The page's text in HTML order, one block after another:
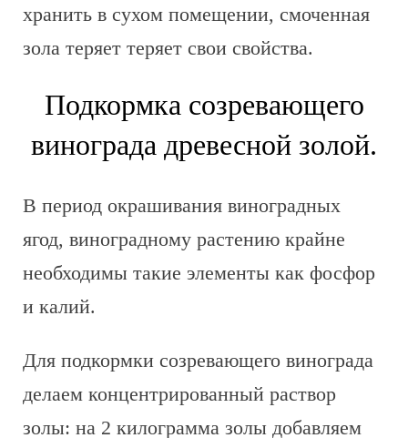
хранить в сухом помещении, смоченная
зола теряет теряет свои свойства.
Подкормка созревающего
винограда древесной золой.
В период окрашивания виноградных
ягод, виноградному растению крайне
необходимы такие элементы как фосфор
и калий.
Для подкормки созревающего винограда
делаем концентрированный раствор
золы: на 2 килограмма золы добавляем